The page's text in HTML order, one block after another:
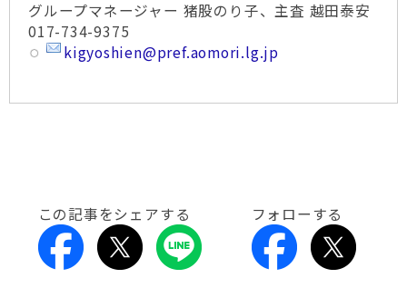
グループマネージャー 猪股のり子、主査 越田泰安
017-734-9375
kigyoshien@pref.aomori.lg.jp
この記事をシェアする フォローする